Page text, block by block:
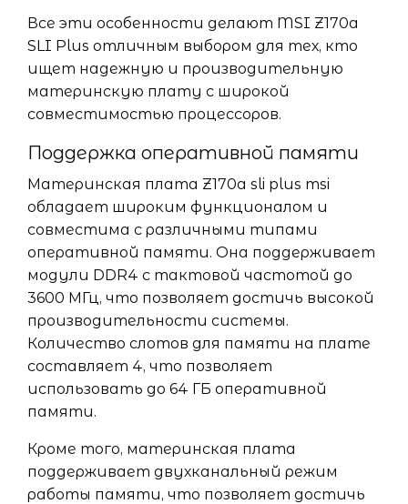
Все эти особенности делают MSI Z170a
SLI Plus отличным выбором для тех, кто
ищет надежную и производительную
материнскую плату с широкой
совместимостью процессоров.
Поддержка оперативной памяти
Материнская плата Z170a sli plus msi
обладает широким функционалом и
совместима с различными типами
оперативной памяти. Она поддерживает
модули DDR4 с тактовой частотой до
3600 МГц, что позволяет достичь высокой
производительности системы.
Количество слотов для памяти на плате
составляет 4, что позволяет
использовать до 64 ГБ оперативной
памяти.
Кроме того, материнская плата
поддерживает двухканальный режим
работы памяти, что позволяет достичь